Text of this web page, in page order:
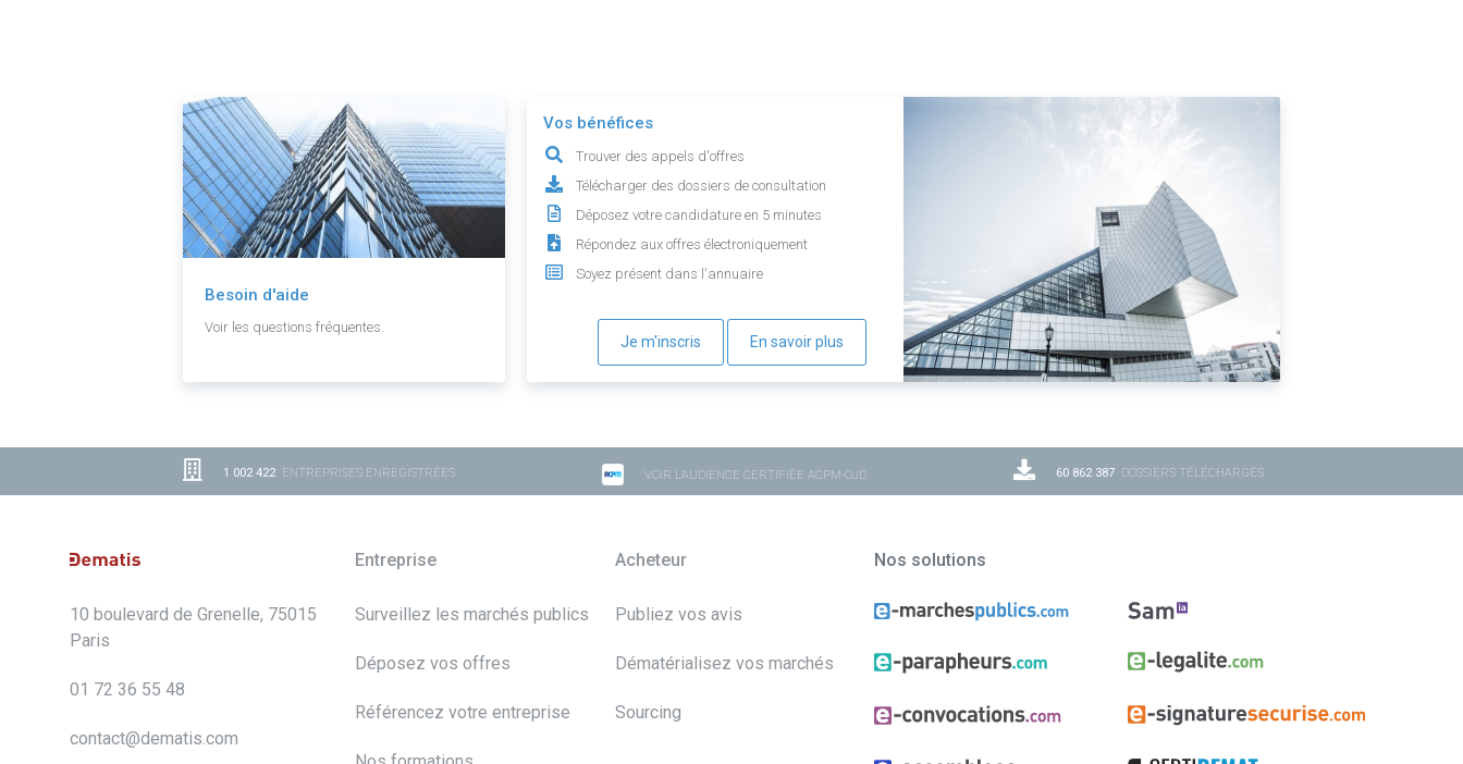
Besoin d'aide
Voir les questions fréquentes.
Vos bénéfices
Trouver des appels d'offres
Télécharger des dossiers de consultation
Déposez votre candidature en 5 minutes
Répondez aux offres électroniquement
Soyez présent dans l'annuaire
Je m'inscris En savoir plus
1 002 422ENTREPRISES ENREGISTRÉES VOIR L'AUDIENCE CERTIFIÉE ACPM-OJD 60 862 387 DOSSIERS TÉLÉCHARGÉS
10 boulevard de Grenelle, 75015
Paris
01 72 36 55 48
contact@dematis.com
Entreprise
Surveillez les marchés publics
Déposez vos offres
Référencez votre entreprise
Acheteur
Publiez vos avis
Dématérialisez vos marchés
Sourcing
Nos solutions